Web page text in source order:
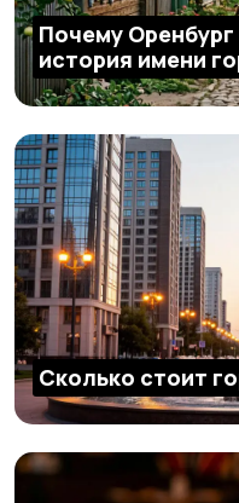
Почему
история имени
Сколько стоит